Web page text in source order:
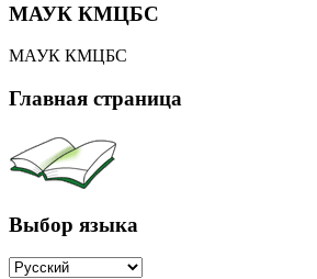
МАУК КМЦБС
МАУК КМЦБС
Главная страница
Выбор языка